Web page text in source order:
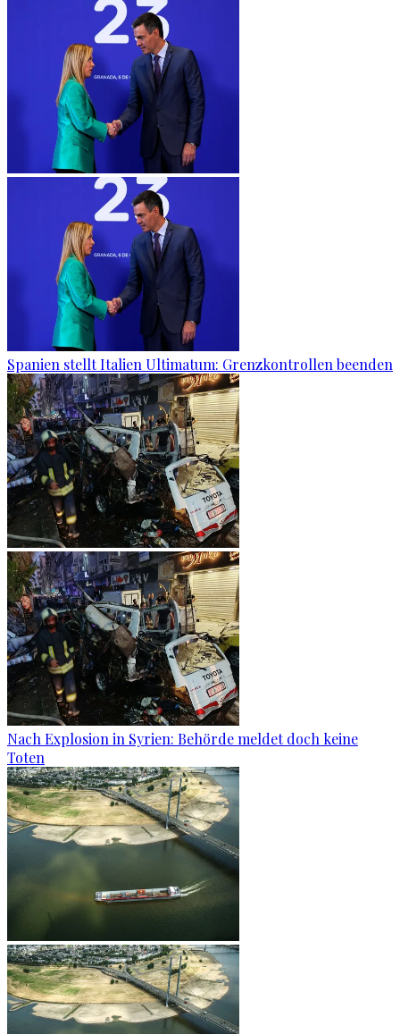
Spanien stellt Italien Ultimatum: Grenzkontrollen beenden
Nach Explosion in Syrien: Behörde meldet doch keine
Toten